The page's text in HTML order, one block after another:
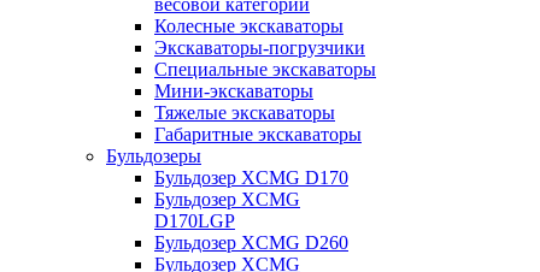
весовой категории
Колесные экскаваторы
Экскаваторы-погрузчики
Специальные экскаваторы
Мини-экскаваторы
Тяжелые экскаваторы
Габаритные экскаваторы
Бульдозеры
Бульдозер XCMG D170
Бульдозер XCMG
D170LGP
Бульдозер XCMG D260
Бульдозер XCMG